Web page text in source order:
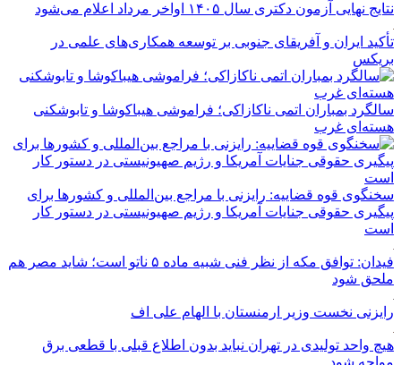
نتایج نهایی آزمون دکتری سال ۱۴۰۵ اواخر مرداد اعلام می‌شود
تأکید ایران و آفریقای جنوبی بر توسعه همکاری‌های علمی در
بریکس
سالگرد بمباران اتمی ناکازاکی؛ فراموشی هیباکوشا و تابوشکنی
هسته‌ای غرب
سخنگوی قوه قضاییه: رایزنی‌ با مراجع بین‌المللی و کشور‌ها برای
پیگیری حقوقی جنایات آمریکا و رژیم صهیونیستی در دستور کار
است
فیدان: توافق مکه از نظر فنی شبیه ماده ۵ ناتو است؛ شاید مصر هم
ملحق شود
رایزنی نخست وزیر ارمنستان با الهام علی اف
هیچ واحد تولیدی در تهران نباید بدون اطلاع قبلی با قطعی برق
مواجه شود